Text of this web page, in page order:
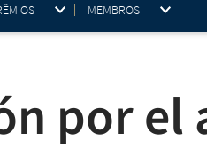
MEMBROS
por el